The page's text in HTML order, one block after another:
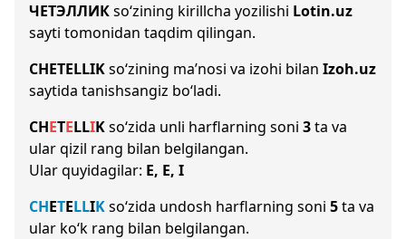
ЧЕТЭЛЛИКso‘zining kirillcha yozilishi Lotin.uz
sayti tomonidan taqdim qilingan.
CHETELLIKso‘zining ma’nosi va izohi bilan Izoh.uz
saytida tanishsangiz bo‘ladi.
CHETELLIKso‘zida unli harflarning soni 3ta va
ular qizil rang bilan belgilangan.
Ular quyidagilar: E, E, I
CHETELLIKso‘zida undosh harflarning soni 5ta va
ular ko‘k rang bilan belgilangan.